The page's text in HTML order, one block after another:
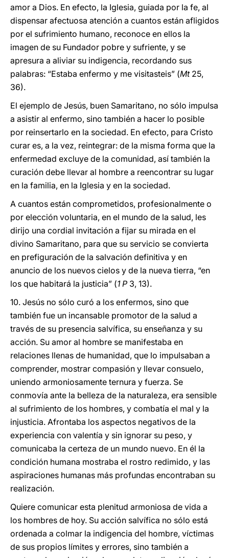
amor a Dios. En efecto, la Iglesia, guiada por la fe, al
dispensar afectuosa atención a cuantos están afligidos
por el sufrimiento humano, reconoce en ellos la
imagen de su Fundador pobre y sufriente, y se
apresura a aliviar su indigencia, recordando sus
palabras: “Estaba enfermo y me visitasteis” (Mt25,
36).
El ejemplo de Jesús, buen Samaritano, no sólo impulsa
a asistir al enfermo, sino también a hacer lo posible
por reinsertarlo en la sociedad. En efecto, para Cristo
curar es, a la vez, reintegrar: de la misma forma que la
enfermedad excluye de la comunidad, así también la
curación debe llevar al hombre a reencontrar su lugar
en la familia, en la Iglesia y en la sociedad.
A cuantos están comprometidos, profesionalmente o
por elección voluntaria, en el mundo de la salud, les
dirijo una cordial invitación a fijar su mirada en el
divino Samaritano, para que su servicio se convierta
en prefiguración de la salvación definitiva y en
anuncio de los nuevos cielos y de la nueva tierra, “en
los que habitará la justicia” (1 P 3, 13).
10. Jesús no sólo curó a los enfermos, sino que
también fue un incansable promotor de la salud a
través de su presencia salvífica, su enseñanza y su
acción. Su amor al hombre se manifestaba en
relaciones llenas de humanidad, que lo impulsaban a
comprender, mostrar compasión y llevar consuelo,
uniendo armoniosamente ternura y fuerza. Se
conmovía ante la belleza de la naturaleza, era sensible
al sufrimiento de los hombres, y combatía el mal y la
injusticia. Afrontaba los aspectos negativos de la
experiencia con valentía y sin ignorar su peso, y
comunicaba la certeza de un mundo nuevo. En él la
condición humana mostraba el rostro redimido, y las
aspiraciones humanas más profundas encontraban su
realización.
Quiere comunicar esta plenitud armoniosa de vida a
los hombres de hoy. Su acción salvífica no sólo está
ordenada a colmar la indigencia del hombre, víctimas
de sus propios límites y errores, sino también a